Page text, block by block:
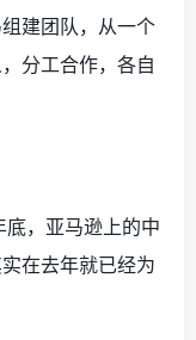
建团队，从一个
分工合作，各自
底，亚马逊上的中
在去年就已经为